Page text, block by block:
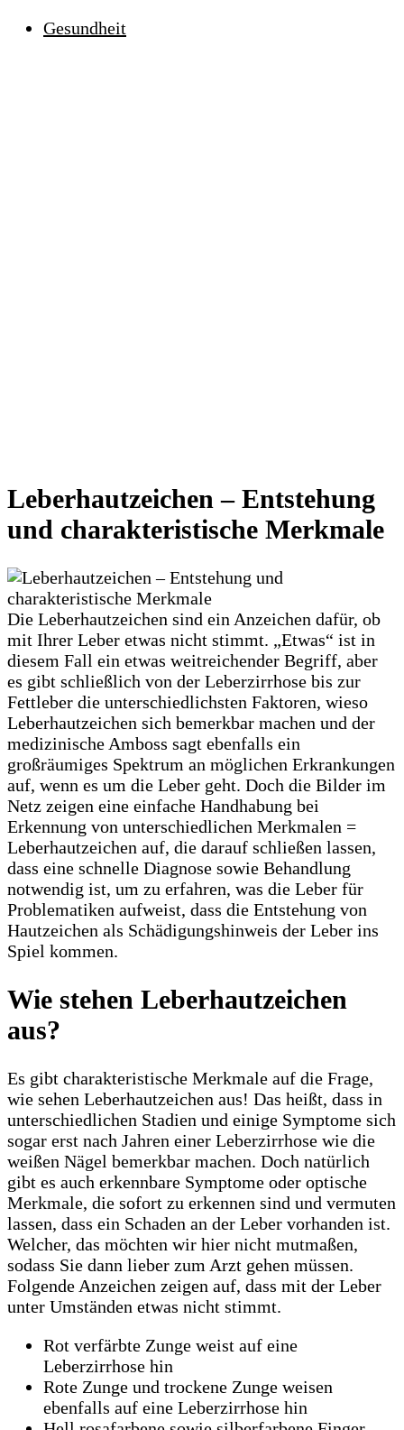
Gesundheit
Leberhautzeichen – Entstehung
und charakteristische Merkmale
Die Leberhautzeichen sind ein Anzeichen dafür, ob
mit Ihrer Leber etwas nicht stimmt. „Etwas“ ist in
diesem Fall ein etwas weitreichender Begriff, aber
es gibt schließlich von der Leberzirrhose bis zur
Fettleber die unterschiedlichsten Faktoren, wieso
Leberhautzeichen sich bemerkbar machen und der
medizinische Amboss sagt ebenfalls ein
großräumiges Spektrum an möglichen Erkrankungen
auf, wenn es um die Leber geht. Doch die Bilder im
Netz zeigen eine einfache Handhabung bei
Erkennung von unterschiedlichen Merkmalen =
Leberhautzeichen auf, die darauf schließen lassen,
dass eine schnelle Diagnose sowie Behandlung
notwendig ist, um zu erfahren, was die Leber für
Problematiken aufweist, dass die Entstehung von
Hautzeichen als Schädigungshinweis der Leber ins
Spiel kommen.
Wie stehen Leberhautzeichen
aus?
Es gibt charakteristische Merkmale auf die Frage,
wie sehen Leberhautzeichen aus! Das heißt, dass in
unterschiedlichen Stadien und einige Symptome sich
sogar erst nach Jahren einer Leberzirrhose wie die
weißen Nägel bemerkbar machen. Doch natürlich
gibt es auch erkennbare Symptome oder optische
Merkmale, die sofort zu erkennen sind und vermuten
lassen, dass ein Schaden an der Leber vorhanden ist.
Welcher, das möchten wir hier nicht mutmaßen,
sodass Sie dann lieber zum Arzt gehen müssen.
Folgende Anzeichen zeigen auf, dass mit der Leber
unter Umständen etwas nicht stimmt.
Rot verfärbte Zunge weist auf eine
Leberzirrhose hin
Rote Zunge und trockene Zunge weisen
ebenfalls auf eine Leberzirrhose hin